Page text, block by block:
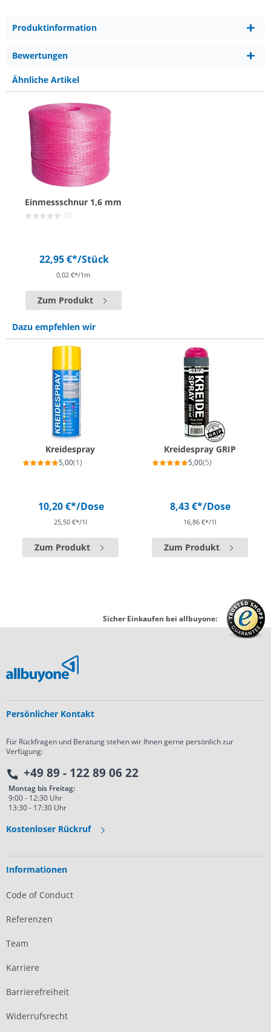
Produktinformation
Bewertungen
Ähnliche Artikel
Einmessschnur 1,6 mm
(0)
22,95 €*/Stück
0,02 €*/1m
Zum Produkt
Dazu empfehlen wir
Kreidespray
5,00(1)
10,20 €*/Dose
25,50 €*/1l
Zum Produkt
Kreidespray GRIP
5,00(5)
8,43 €*/Dose
16,86 €*/1l
Zum Produkt
Sicher Einkaufen bei allbuyone:
Persönlicher Kontakt
Für Rückfragen und Beratung stehen wir Ihnen gerne persönlich zur
Verfügung:
+49 89 - 122 89 06 22
Montag bis Freitag:
9:00 - 12:30 Uhr
13:30 - 17:30 Uhr
Kostenloser Rückruf
Informationen
Code of Conduct
Referenzen
Team
Karriere
Barrierefreiheit
Widerrufsrecht